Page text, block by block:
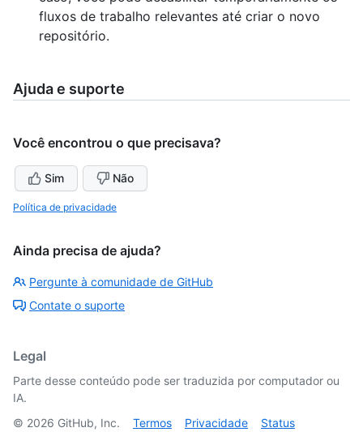
fluxos de trabalho relevantes até criar o novo
repositório.
Ajuda e suporte
Você encontrou o que precisava?
Sim Não
Política de privacidade
Ainda precisa de ajuda?
Pergunte à comunidade de GitHub
Contate o suporte
Legal
Parte desse conteúdo pode ser traduzida por computador ou
IA.
© 2026 GitHub, Inc. Termos Privacidade Status